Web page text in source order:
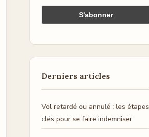
Derniers articles
Vol retardé ou annulé : les étapes
clés pour se faire indemniser